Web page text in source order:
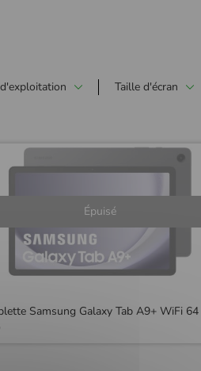
Taille d'écran
Épuisé
Samsung Galaxy Tab A9+ WiFi 64